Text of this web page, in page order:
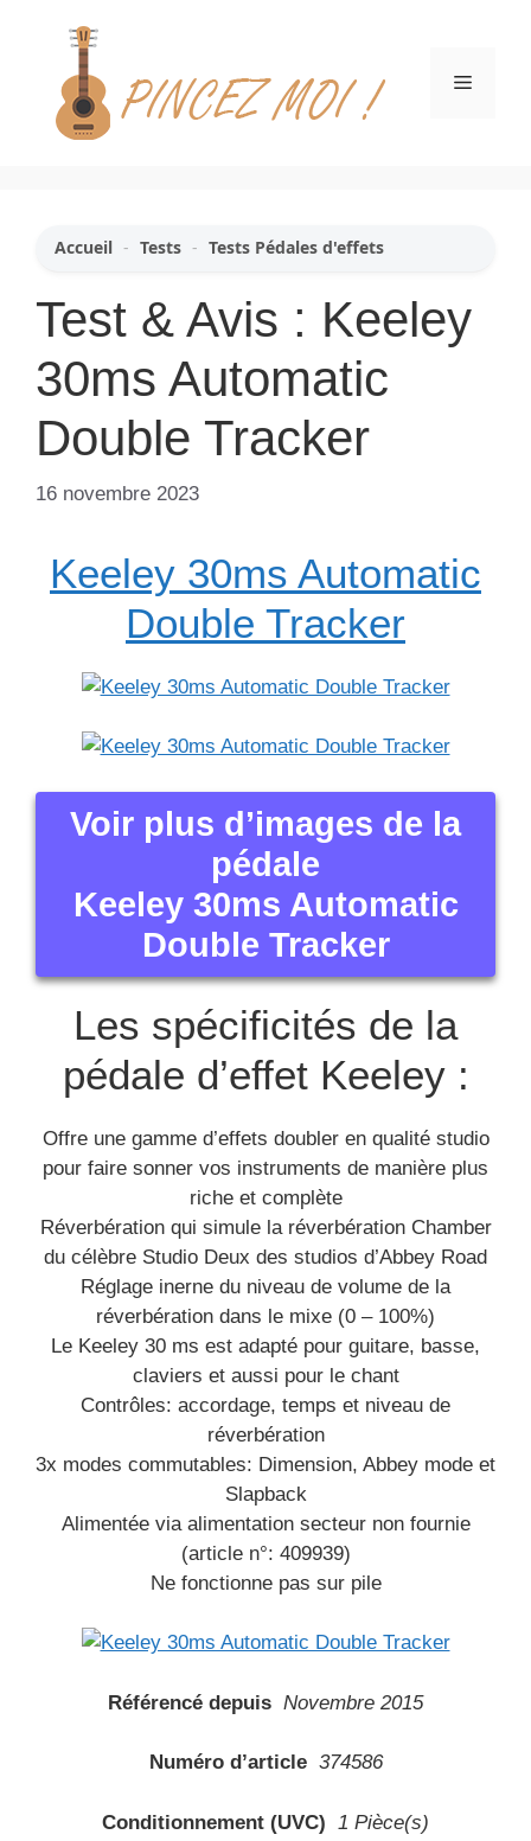
contenu
Menu
Accueil - Tests - Tests Pédales d'effets
Test & Avis : Keeley
30ms Automatic
Double Tracker
16 novembre 2023
Keeley 30ms Automatic
Double Tracker
Voir plus d’images de la
pédale
Keeley 30ms Automatic
Double Tracker
Les spécificités de la
pédale d’effet Keeley :
Offre une gamme d’effets doubler en qualité studio
pour faire sonner vos instruments de manière plus
riche et complète
Réverbération qui simule la réverbération Chamber
du célèbre Studio Deux des studios d’Abbey Road
Réglage inerne du niveau de volume de la
réverbération dans le mixe (0 – 100%)
Le Keeley 30 ms est adapté pour guitare, basse,
claviers et aussi pour le chant
Contrôles: accordage, temps et niveau de
réverbération
3x modes commutables: Dimension, Abbey mode et
Slapback
Alimentée via alimentation secteur non fournie
(article n°: 409939)
Ne fonctionne pas sur pile
Référencé depuis Novembre 2015
Numéro d’article 374586
Conditionnement (UVC) 1 Pièce(s)